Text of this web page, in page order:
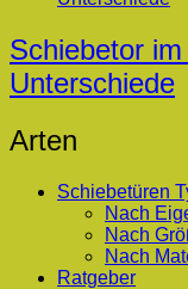
Schiebetor
Unterschiede
Arten
Schiebetüren
Nach
Nach
Nach
Ratgeber